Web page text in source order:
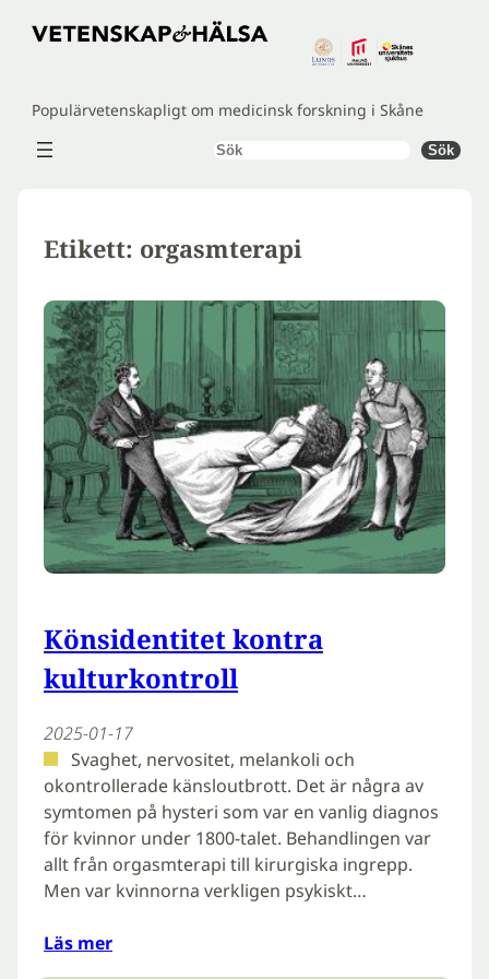
Hoppa
Populärvetenskapligt om medicinsk forskning i Skåne
Sök Sök
Etikett: orgasmterapi
Könsidentitet kontra
kulturkontroll
2025-01-17
Svaghet, nervositet, melankoli och
okontrollerade känsloutbrott. Det är några av
symtomen på hysteri som var en vanlig diagnos
för kvinnor under 1800-talet. Behandlingen var
allt från orgasmterapi till kirurgiska ingrepp.
Men var kvinnorna verkligen psykiskt…
Läs mer